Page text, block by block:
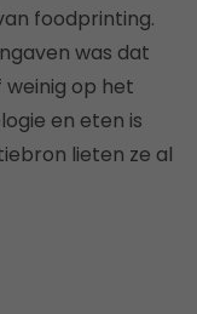
foodprinting.
was dat
weinig op het
en eten is
lieten ze al